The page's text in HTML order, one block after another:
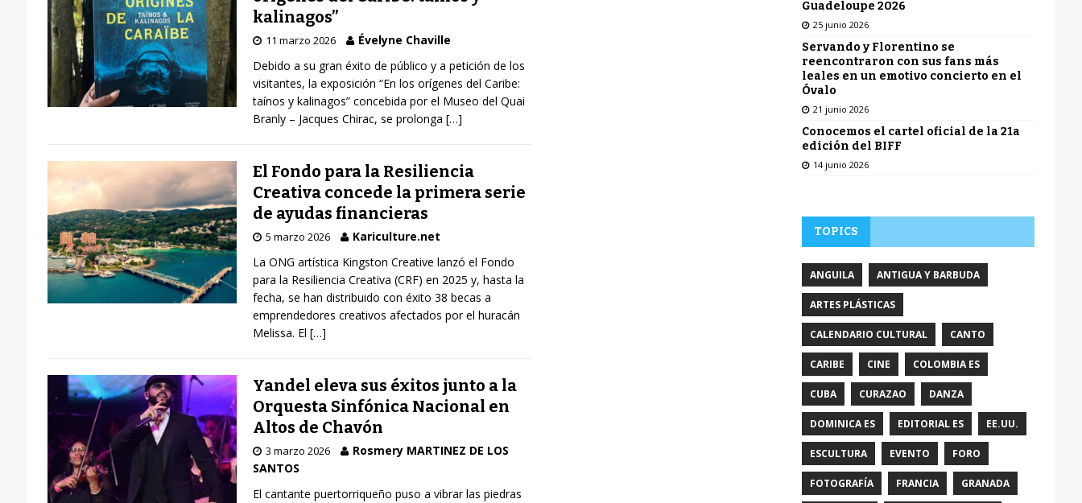
kalinagos”
11 marzo 2026
Évelyne Chaville
Debido a su gran éxito de público y a petición de los
visitantes, la exposición “En los orígenes del Caribe:
taínos y kalinagos” concebida por el Museo del Quai
Branly – Jacques Chirac, se prolonga […]
El Fondo para la Resiliencia
Creativa concede la primera serie
de ayudas financieras
5 marzo 2026
Kariculture.net
La ONG artística Kingston Creative lanzó el Fondo
para la Resiliencia Creativa (CRF) en 2025 y, hasta la
fecha, se han distribuido con éxito 38 becas a
emprendedores creativos afectados por el huracán
Melissa. El […]
Yandel eleva sus éxitos junto a la
Orquesta Sinfónica Nacional en
Altos de Chavón
3 marzo 2026
Rosmery MARTINEZ DE LOS
SANTOS
El cantante puertorriqueño puso a vibrar las piedras
Guadeloupe 2026
25 junio 2026
Servando y Florentino se
reencontraron con sus fans más
leales en un emotivo concierto en el
Óvalo
21 junio 2026
Conocemos el cartel oficial de la 21a
edición del BIFF
14 junio 2026
TOPICS
ANGUILA ANTIGUA Y BARBUDA
ARTES PLÁSTICAS
CALENDARIO CULTURAL CANTO
CARIBE CINE COLOMBIA ES
CUBA CURAZAO DANZA
DOMINICA ES EDITORIAL ES EE.UU.
ESCULTURA EVENTO FORO
FOTOGRAFÍA FRANCIA GRANADA